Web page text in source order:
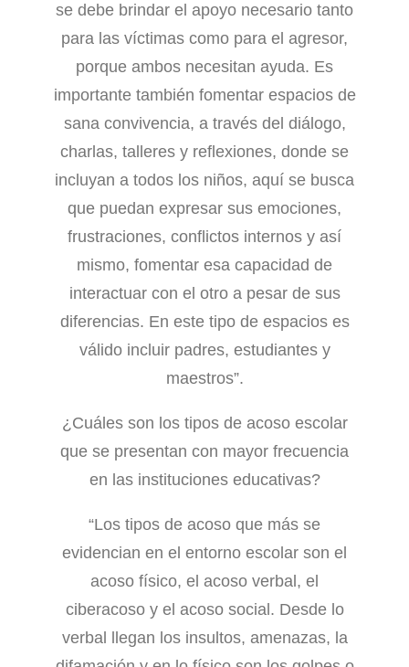
se debe brindar el apoyo necesario tanto
para las víctimas como para el agresor,
porque ambos necesitan ayuda. Es
importante también fomentar espacios de
sana convivencia, a través del diálogo,
charlas, talleres y reflexiones, donde se
incluyan a todos los niños, aquí se busca
que puedan expresar sus emociones,
frustraciones, conflictos internos y así
mismo, fomentar esa capacidad de
interactuar con el otro a pesar de sus
diferencias. En este tipo de espacios es
válido incluir padres, estudiantes y
maestros”.
¿Cuáles son los tipos de acoso escolar
que se presentan con mayor frecuencia
en las instituciones educativas?
“Los tipos de acoso que más se
evidencian en el entorno escolar son el
acoso físico, el acoso verbal, el
ciberacoso y el acoso social. Desde lo
verbal llegan los insultos, amenazas, la